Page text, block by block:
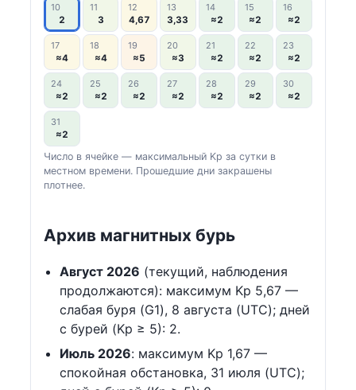
10
2
11
3
12
4,67
13
3,33
14
≈2
15
≈2
16
≈2
17
≈4
18
≈4
19
≈5
20
≈3
21
≈2
22
≈2
23
≈2
24
≈2
25
≈2
26
≈2
27
≈2
28
≈2
29
≈2
30
≈2
31
≈2
Число в ячейке — максимальный Kp за сутки в
местном времени. Прошедшие дни закрашены
плотнее.
Архив магнитных бурь
Август 2026 (текущий, наблюдения
продолжаются): максимум Kp 5,67 —
слабая буря (G1), 8 августа (UTC); дней
с бурей (Kp ≥ 5): 2.
Июль 2026: максимум Kp 1,67 —
спокойная обстановка, 31 июля (UTC);